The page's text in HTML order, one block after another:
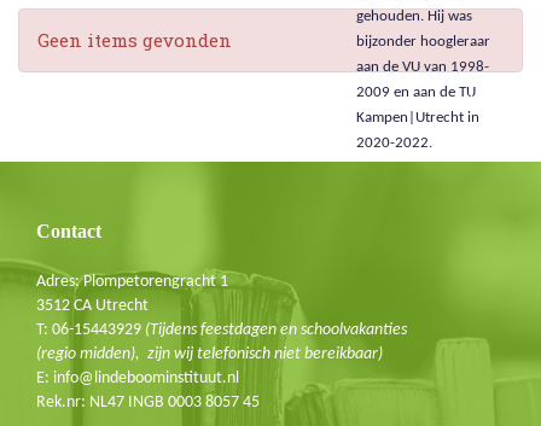
gehouden. Hij was
bijzonder hoogleraar
aan de VU van 1998-
2009 en aan de TU
Kampen|Utrecht in
2020-2022.
Geen items gevonden
Blijf op de hoogte
Schrijf je in voor de nieuwsbrief
E-mail
Contact
Adres: Plompetorengracht 1
3512 CA Utrecht
T: 06-15443929 (Tijdens feestdagen en schoolvakanties
(regio midden), zijn wij telefonisch niet bereikbaar)
E: info@lindeboominstituut.nl
Rek.nr: NL47 INGB 0003 8057 45